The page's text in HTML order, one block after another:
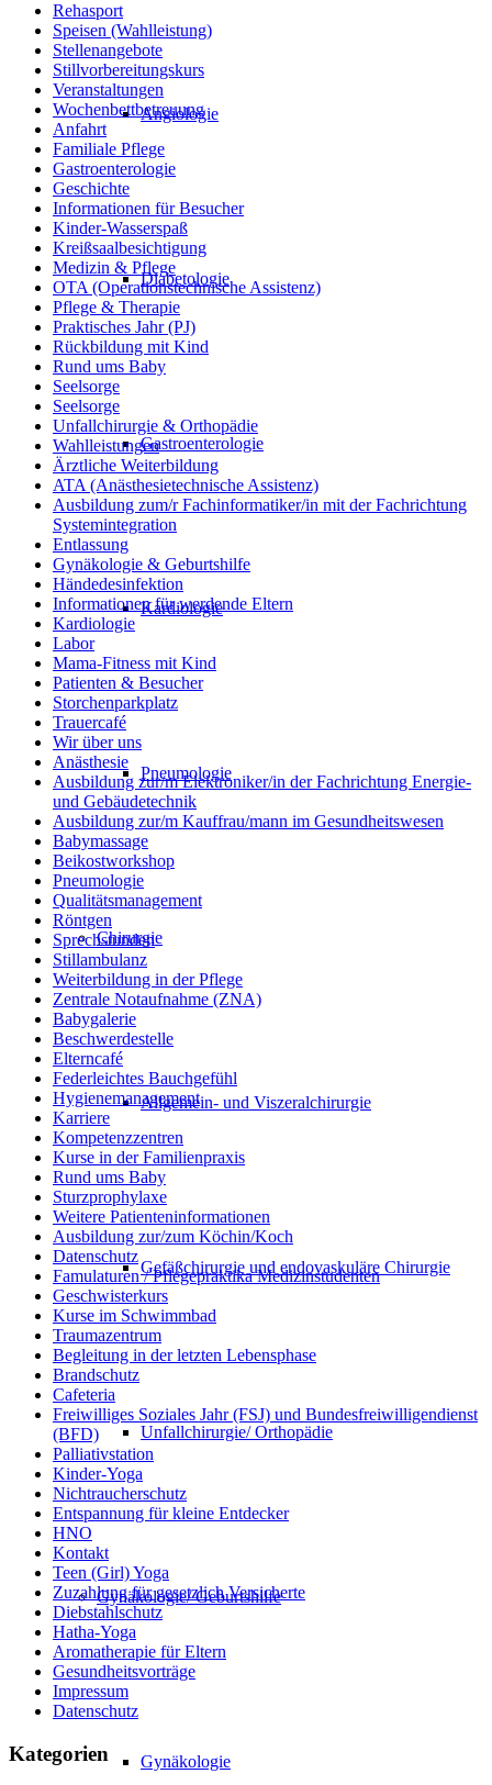
Angiologie
Diabetologie
Gastroenterologie
Kardiologie
Pneumologie
Chirurgie
Allgemein- und Viszeralchirurgie
Gefäßchirurgie und endovaskuläre Chirurgie
Unfallchirurgie/ Orthopädie
Gynäkologie/ Geburtshilfe
Gynäkologie
Rehasport
Speisen (Wahlleistung)
Stellenangebote
Stillvorbereitungskurs
Veranstaltungen
Wochenbettbetreuung
Anfahrt
Familiale Pflege
Gastroenterologie
Geschichte
Informationen für Besucher
Kinder-Wasserspaß
Kreißsaalbesichtigung
Medizin & Pflege
OTA (Operationstechnische Assistenz)
Pflege & Therapie
Praktisches Jahr (PJ)
Rückbildung mit Kind
Rund ums Baby
Seelsorge
Seelsorge
Unfallchirurgie & Orthopädie
Wahlleistungen
Ärztliche Weiterbildung
ATA (Anästhesietechnische Assistenz)
Ausbildung zum/r Fachinformatiker/in mit der Fachrichtung
Systemintegration
Entlassung
Gynäkologie & Geburtshilfe
Händedesinfektion
Informationen für werdende Eltern
Kardiologie
Labor
Mama-Fitness mit Kind
Patienten & Besucher
Storchenparkplatz
Trauercafé
Wir über uns
Anästhesie
Ausbildung zur/m Elektroniker/in der Fachrichtung Energie-
und Gebäudetechnik
Ausbildung zur/m Kauffrau/mann im Gesundheitswesen
Babymassage
Beikostworkshop
Pneumologie
Qualitätsmanagement
Röntgen
Sprechstunden
Stillambulanz
Weiterbildung in der Pflege
Zentrale Notaufnahme (ZNA)
Babygalerie
Beschwerdestelle
Elterncafé
Federleichtes Bauchgefühl
Hygienemanagement
Karriere
Kompetenzzentren
Kurse in der Familienpraxis
Rund ums Baby
Sturzprophylaxe
Weitere Patienteninformationen
Ausbildung zur/zum Köchin/Koch
Datenschutz
Famulaturen / Pflegepraktika Medizinstudenten
Geschwisterkurs
Kurse im Schwimmbad
Traumazentrum
Begleitung in der letzten Lebensphase
Brandschutz
Cafeteria
Freiwilliges Soziales Jahr (FSJ) und Bundesfreiwilligendienst
(BFD)
Palliativstation
Kinder-Yoga
Nichtraucherschutz
Entspannung für kleine Entdecker
HNO
Kontakt
Teen (Girl) Yoga
Zuzahlung für gesetzlich Versicherte
Diebstahlschutz
Hatha-Yoga
Aromatherapie für Eltern
Gesundheitsvorträge
Impressum
Datenschutz
Kategorien